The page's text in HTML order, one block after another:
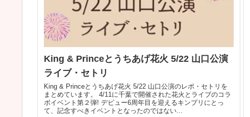
King & Princeとうちあげ花火 5/22 山口公演
ライブ・セトリ
King & Princeとうちあげ花火 5/22 山口公演のレポ・セトリを
まとめています。 4/11に千葉で開催された花火とライブのコラ
ボイベント第２弾! デビュー6周年目を迎えるキンプリにとっ
て、記念すべきイベントとなったのではない...